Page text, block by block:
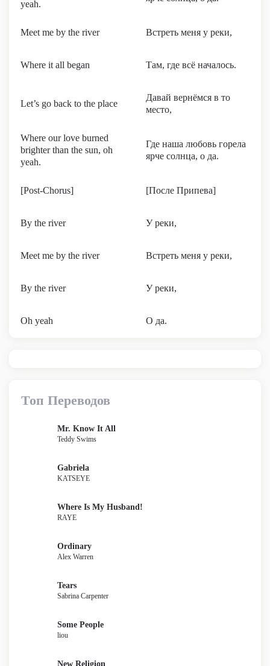
yeah.
Meet me by the river Встреть меня у реки,
Where it all began Там, где всё началось.
Let’s go back to the place
Давай вернёмся в то
место,
Where our love burned
brighter than the sun, oh
yeah.
Где наша любовь горела
ярче солнца, о да.
[Post-Chorus] [После Припева]
By the river У реки,
Meet me by the river Встреть меня у реки,
By the river У реки,
Oh yeah О да.
Топ Переводов
Mr. Know It All
Teddy Swims
Gabriela
KATSEYE
Where Is My Husband!
RAYE
Ordinary
Alex Warren
Tears
Sabrina Carpenter
Some People
liou
New Religion